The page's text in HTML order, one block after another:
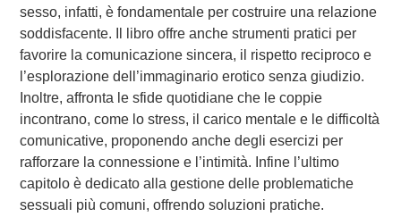
sesso, infatti, è fondamentale per costruire una relazione
soddisfacente. Il libro offre anche strumenti pratici per
favorire la comunicazione sincera, il rispetto reciproco e
l’esplorazione dell’immaginario erotico senza giudizio.
Inoltre, affronta le sfide quotidiane che le coppie
incontrano, come lo stress, il carico mentale e le difficoltà
comunicative, proponendo anche degli esercizi per
rafforzare la connessione e l’intimità. Infine l’ultimo
capitolo è dedicato alla gestione delle problematiche
sessuali più comuni, offrendo soluzioni pratiche.